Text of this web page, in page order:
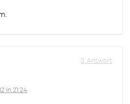
Antwort
in 21:24